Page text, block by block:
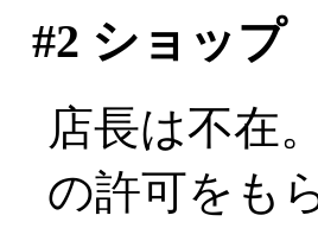
#2 ショップ
店長は不在
の許可をも